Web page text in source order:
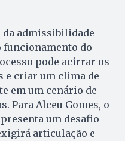
da admissibilidade
do
pode acirrar os
e criar um clima de
em um cenário de
Para Alceu Gomes, o
um desafio
articulação e